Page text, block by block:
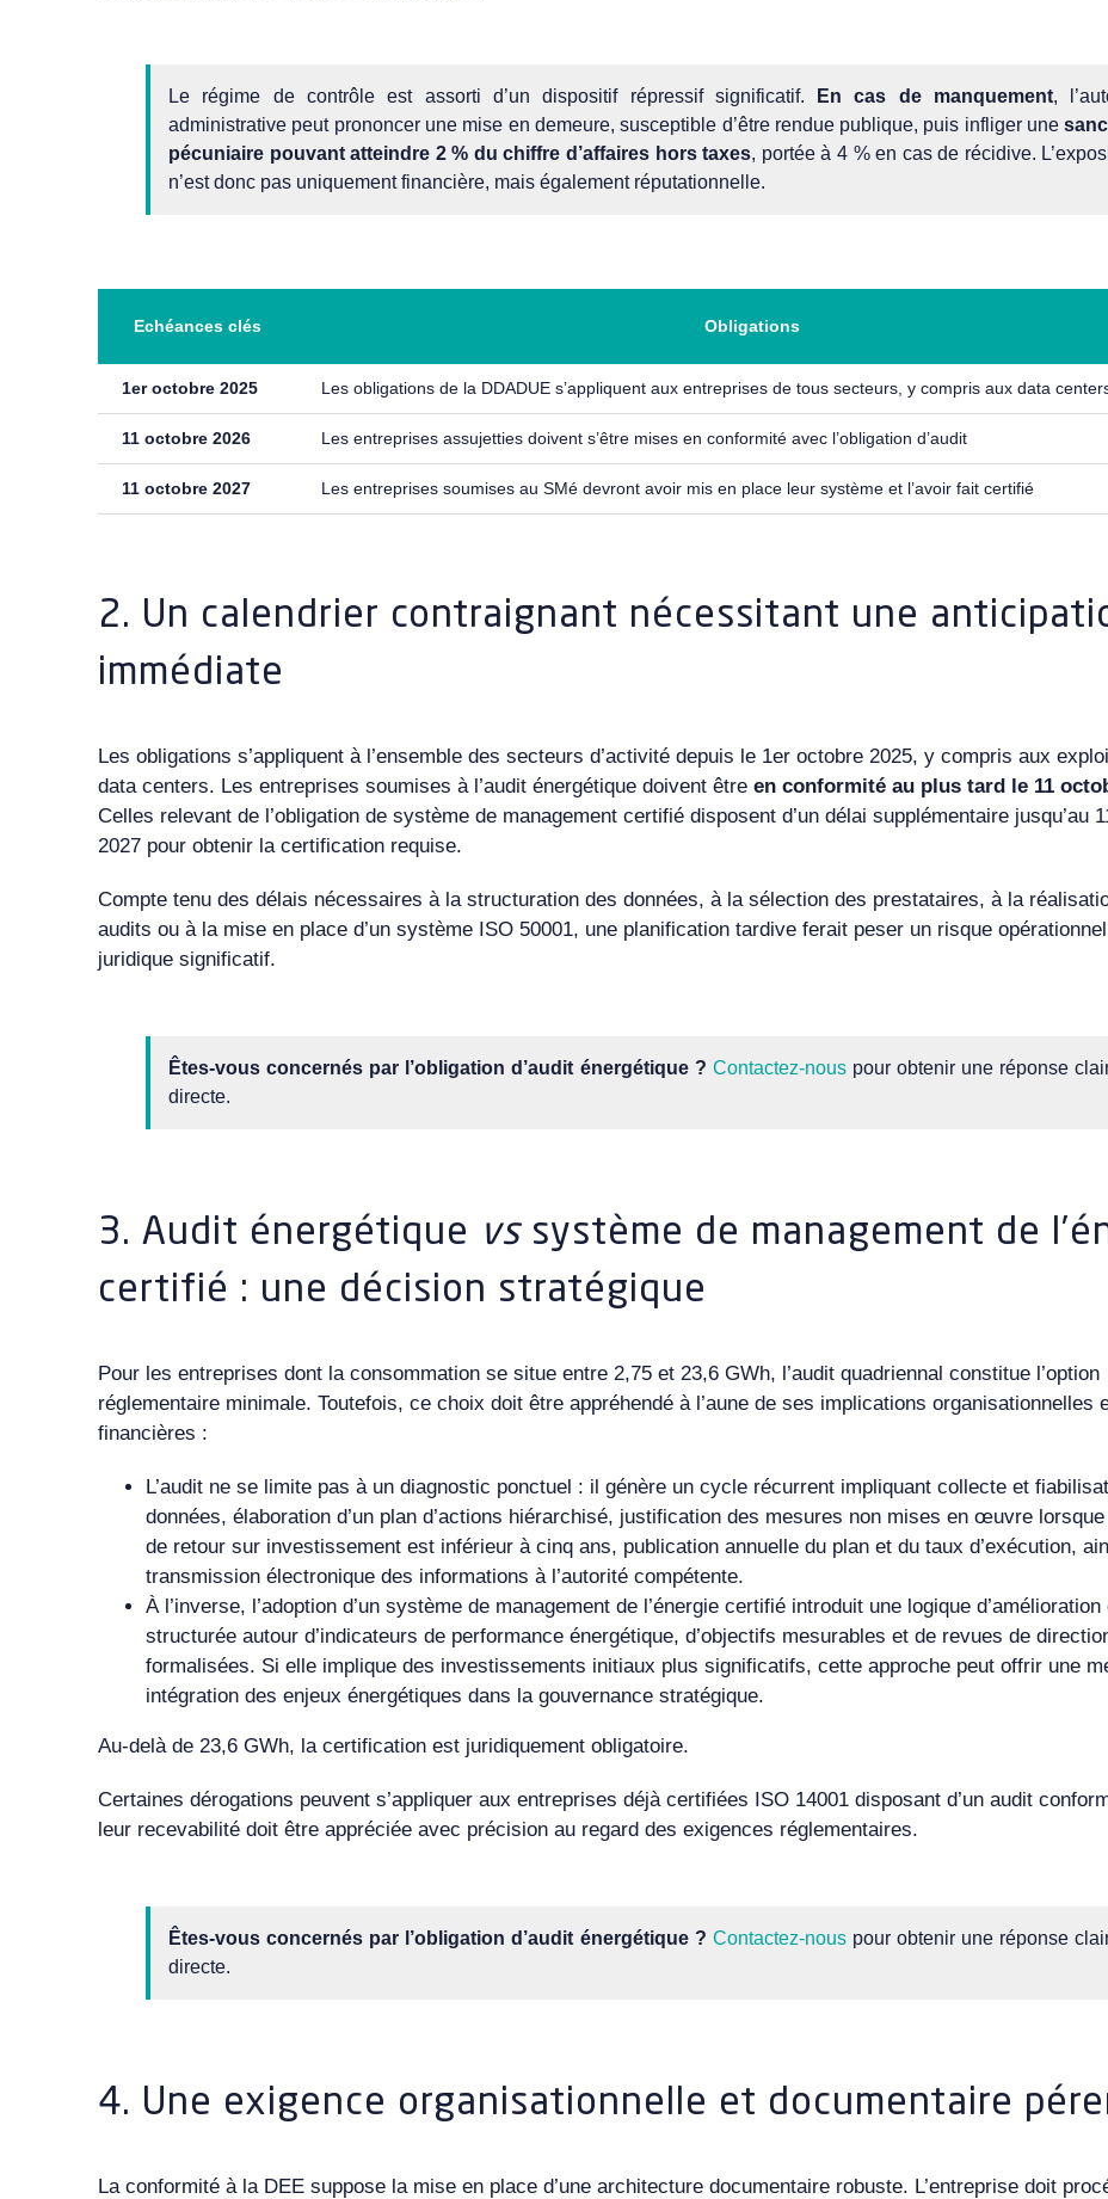
Le régime de contrôle est assorti d’un dispositif répressif significatif. En cas de manquement,
administrative peut prononcer une mise en demeure, susceptible d’être rendue publique, puis infliger une
pécuniaire pouvant atteindre 2 % du chiffre d’affaires hors taxes, portée à 4 % en cas de récidive.
n’est donc pas uniquement financière, mais également réputationnelle.
Echéances clés Obligations
1er octobre 2025 Les obligations de la DDADUE s’appliquent aux entreprises de tous secteurs, y compris aux data
11 octobre 2026 Les entreprises assujetties doivent s’être mises en conformité avec l’obligation d’audit
11 octobre 2027 Les entreprises soumises au SMé devront avoir mis en place leur système et l’avoir fait certifié
2. Un calendrier contraignant nécessitant une
immédiate
Les obligations s’appliquent à l’ensemble des secteurs d’activité depuis le 1er octobre 2025, y compris aux
data centers. Les entreprises soumises à l’audit énergétique doivent être en conformité au plus tard le 11
Celles relevant de l’obligation de système de management certifié disposent d’un délai supplémentaire jusqu’au
2027 pour obtenir la certification requise.
Compte tenu des délais nécessaires à la structuration des données, à la sélection des prestataires, à la
audits ou à la mise en place d’un système ISO 50001, une planification tardive ferait peser un risque
juridique significatif.
Êtes-vous concernés par l’obligation d’audit énergétique ? Contactez-nouspour obtenir une réponse
directe.
3. Audit énergétique vssystème de management de
certifié : une décision stratégique
Pour les entreprises dont la consommation se situe entre 2,75 et 23,6 GWh, l’audit quadriennal constitue l’option
réglementaire minimale. Toutefois, ce choix doit être appréhendé à l’aune de ses implications organisationnelles
financières :
L’audit ne se limite pas à un diagnostic ponctuel : il génère un cycle récurrent impliquant collecte et
données, élaboration d’un plan d’actions hiérarchisé, justification des mesures non mises en œuvre
de retour sur investissement est inférieur à cinq ans, publication annuelle du plan et du taux d’exécution,
transmission électronique des informations à l’autorité compétente.
À l’inverse, l’adoption d’un système de management de l’énergie certifié introduit une logique
structurée autour d’indicateurs de performance énergétique, d’objectifs mesurables et de revues de
formalisées. Si elle implique des investissements initiaux plus significatifs, cette approche peut offrir une
intégration des enjeux énergétiques dans la gouvernance stratégique.
Au-delà de 23,6 GWh, la certification est juridiquement obligatoire.
Certaines dérogations peuvent s’appliquer aux entreprises déjà certifiées ISO 14001 disposant d’un audit
leur recevabilité doit être appréciée avec précision au regard des exigences réglementaires.
Êtes-vous concernés par l’obligation d’audit énergétique ? Contactez-nouspour obtenir une réponse
directe.
4. Une exigence organisationnelle et documentaire
La conformité à la DEE suppose la mise en place d’une architecture documentaire robuste. L’entreprise doit